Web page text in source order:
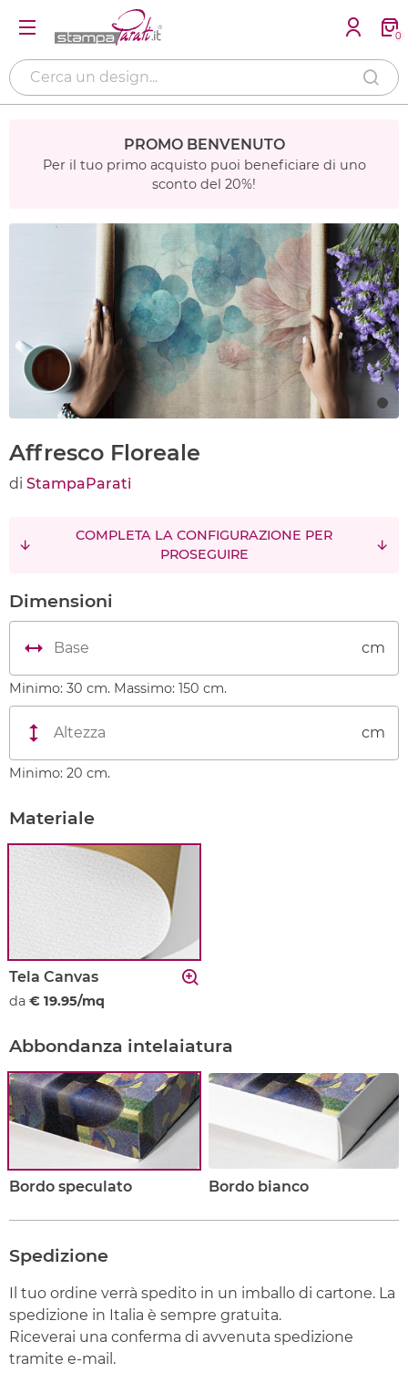
0
PROMO BENVENUTO
Per il tuo primo acquisto puoi beneficiare di uno
sconto del 20%!
Affresco Floreale
di StampaParati
COMPLETA LA CONFIGURAZIONE PER
PROSEGUIRE
Dimensioni
cm
Minimo: 30 cm. Massimo: 150 cm.
cm
Minimo: 20 cm.
Materiale
Tela Canvas
da € 19.95/mq
Abbondanza intelaiatura
Bordo speculato Bordo bianco
Spedizione
Il tuo ordine verrà spedito in un imballo di cartone. La
spedizione in Italia è sempre gratuita.
Riceverai una conferma di avvenuta spedizione
tramite e-mail.